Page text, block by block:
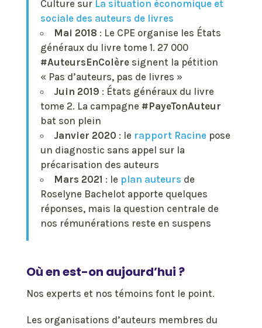
Culture sur La situation économique et
sociale des auteurs de livres
Mai 2018 : Le CPE organise les États
généraux du livre tome 1. 27 000
#AuteursEnColèresignent la pétition
« Pas d’auteurs, pas de livres »
Juin 2019 : États généraux du livre
tome 2. La campagne #PayeTonAuteur
bat son plein
Janvier 2020 : le rapport Racine pose
un diagnostic sans appel sur la
précarisation des auteurs
Mars 2021 : le plan auteurs de
Roselyne Bachelot apporte quelques
réponses, mais la question centrale de
nos rémunérations reste en suspens
Où en est-on aujourd’hui ?
Nos experts et nos témoins font le point.
Les organisations d’auteurs membres du